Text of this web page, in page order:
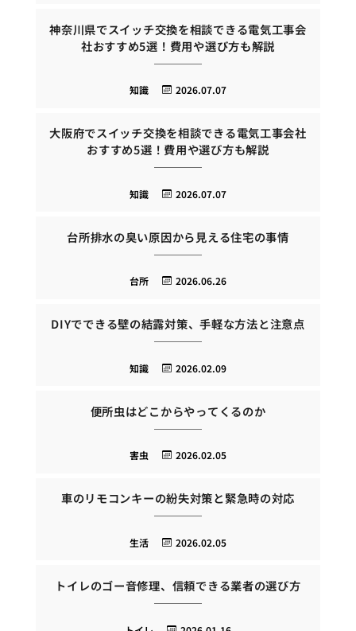
神奈川県でスイッチ交換を相談できる電気工事会
社おすすめ5選！費用や選び方も解説
2026.07.07
知識
大阪府でスイッチ交換を相談できる電気工事会社
おすすめ5選！費用や選び方も解説
2026.07.07
知識
台所排水の臭い原因から見える住宅の事情
2026.06.26
台所
DIYでできる壁の結露対策、手軽な方法と注意点
2026.02.09
知識
便所虫はどこからやってくるのか
2026.02.05
害虫
車のリモコンキーの紛失対策と緊急時の対応
2026.02.05
生活
トイレのゴー音修理、信頼できる業者の選び方